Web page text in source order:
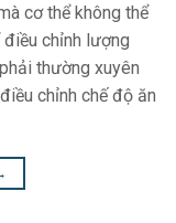
cơ thể không thể
chỉnh lượng
thường xuyên
chỉnh chế độ ăn